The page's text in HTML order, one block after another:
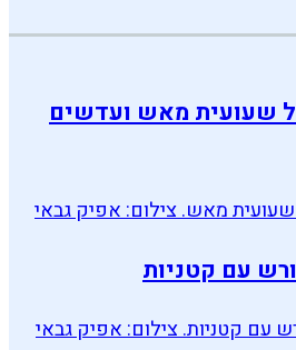
שעועית מאש ועדשים
עם קטניות